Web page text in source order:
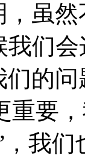
虽
们会
的
重要
我